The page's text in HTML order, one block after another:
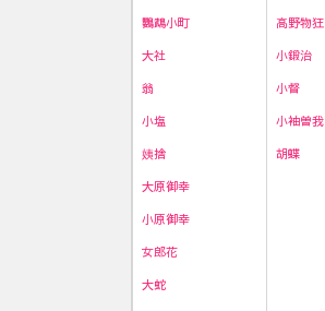
鸚鵡小町
大社
翁
小塩
姨捨
大原御幸
小原御幸
女郎花
大蛇
高野物狂
小鍛治
小督
小袖曽我
胡蝶